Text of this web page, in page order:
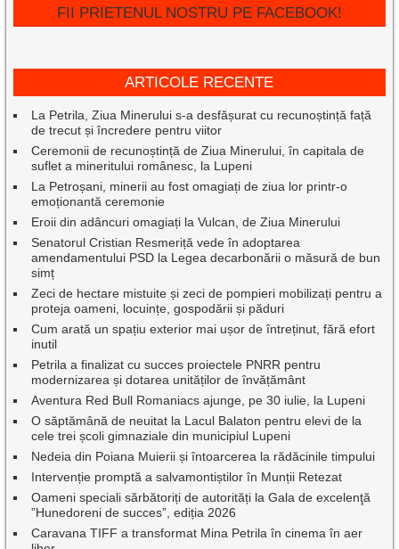
FII PRIETENUL NOSTRU PE FACEBOOK!
ARTICOLE RECENTE
La Petrila, Ziua Minerului s-a desfășurat cu recunoștință față
de trecut și încredere pentru viitor
Ceremonii de recunoștință de Ziua Minerului, în capitala de
suflet a mineritului românesc, la Lupeni
La Petroșani, minerii au fost omagiați de ziua lor printr-o
emoționantă ceremonie
Eroii din adâncuri omagiați la Vulcan, de Ziua Minerului
Senatorul Cristian Resmeriță vede în adoptarea
amendamentului PSD la Legea decarbonării o măsură de bun
simț
Zeci de hectare mistuite și zeci de pompieri mobilizați pentru a
proteja oameni, locuințe, gospodării și păduri
Cum arată un spațiu exterior mai ușor de întreținut, fără efort
inutil
Petrila a finalizat cu succes proiectele PNRR pentru
modernizarea și dotarea unităților de învățământ
Aventura Red Bull Romaniacs ajunge, pe 30 iulie, la Lupeni
O săptămână de neuitat la Lacul Balaton pentru elevi de la
cele trei școli gimnaziale din municipiul Lupeni
Nedeia din Poiana Muierii și întoarcerea la rădăcinile timpului
Intervenție promptă a salvamontiștilor în Munții Retezat
Oameni speciali sărbătoriți de autorități la Gala de excelenţă
”Hunedoreni de succes”, ediția 2026
Caravana TIFF a transformat Mina Petrila în cinema în aer